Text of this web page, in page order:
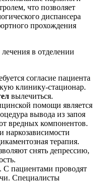
что позволяет
диспансера
прохождения
лечения в отделении
согласие пациента
клинику-стационар.
вылечиться.
помощи является
вывода из запоя
вредных компонентов.
наркозависимости
терапия.
снять депрессию,
. С пациентами проводят
Специалисты